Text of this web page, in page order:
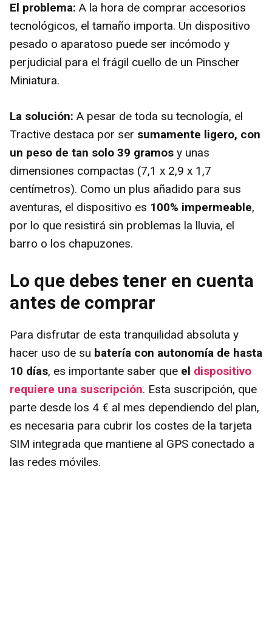
i
d
o
El problema: A la hora de comprar accesorios
tecnológicos, el tamaño importa. Un dispositivo
pesado o aparatoso puede ser incómodo y
perjudicial para el frágil cuello de un Pinscher
Miniatura.
La solución: A pesar de toda su tecnología, el
Tractive destaca por ser sumamente ligero, con
un peso de tan solo 39 gramos y unas
dimensiones compactas (7,1 x 2,9 x 1,7
centímetros). Como un plus añadido para sus
aventuras, el dispositivo es 100% impermeable,
por lo que resistirá sin problemas la lluvia, el
barro o los chapuzones.
Lo que debes tener en cuenta
antes de comprar
Para disfrutar de esta tranquilidad absoluta y
hacer uso de su batería con autonomía de hasta
10 días, es importante saber que el dispositivo
requiere una suscripción. Esta suscripción, que
parte desde los 4 € al mes dependiendo del plan,
es necesaria para cubrir los costes de la tarjeta
SIM integrada que mantiene al GPS conectado a
las redes móviles.